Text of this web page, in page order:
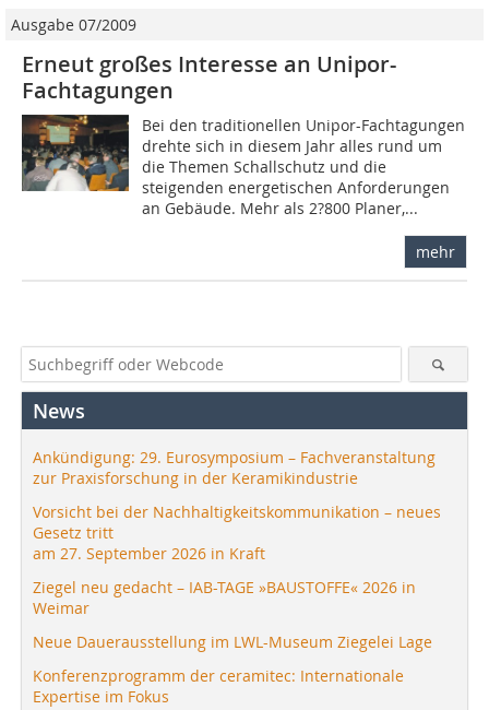
Ausgabe 07/2009
Erneut großes Interesse an Unipor-
Fachtagungen
Bei den traditionellen Unipor-Fachtagungen
drehte sich in diesem Jahr alles rund um
die Themen Schallschutz und die
steigenden energetischen Anforderungen
an Gebäude. Mehr als 2?800 Planer,...
mehr
News
Ankündigung: 29. Eurosymposium – Fachveranstaltung
zur Praxisforschung in der Keramikindustrie
Vorsicht bei der Nachhaltigkeitskommunikation – neues
Gesetz tritt
am 27. September 2026 in Kraft
Ziegel neu gedacht – IAB-TAGE »BAUSTOFFE« 2026 in
Weimar
Neue Dauerausstellung im LWL-Museum Ziegelei Lage
Konferenzprogramm der ceramitec: Internationale
Expertise im Fokus